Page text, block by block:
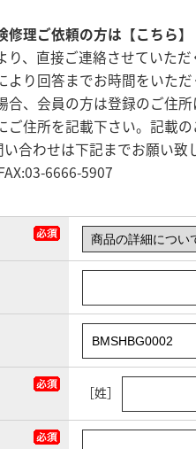
修理ご依頼の方は【こちら】
り、直接ご連絡させていた
より回答までお時間をいた
合、会員の方は登録のご住
ご住所を記載下さい。記載
い合わせは下記までお願い致
6666-5907
［姓］